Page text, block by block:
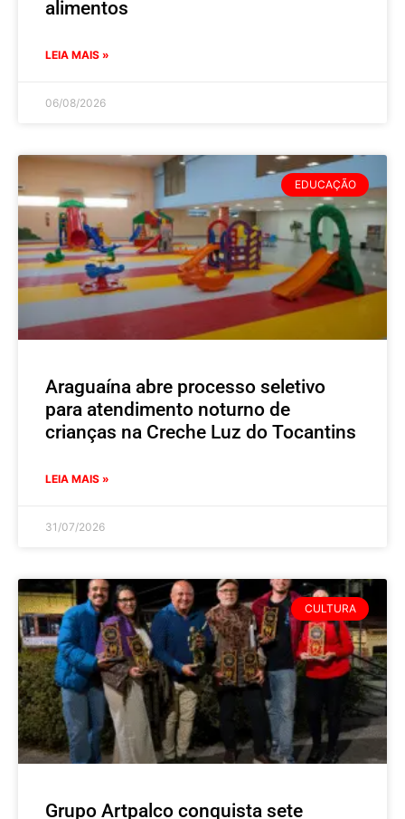
alimentos
LEIA MAIS »
06/08/2026
EDUCAÇÃO
Araguaína abre processo seletivo
para atendimento noturno de
crianças na Creche Luz do Tocantins
LEIA MAIS »
31/07/2026
CULTURA
Grupo Artpalco conquista sete